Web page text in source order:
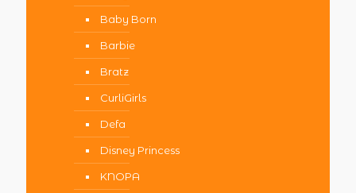
Baby Born
Barbie
Bratz
CurliGirls
Defa
Disney Princess
KNOPA